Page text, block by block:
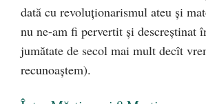
dată cu revoluţionarismul ateu şi
nu ne-am fi pervertit şi descreştinat
jumătate de secol mai mult decît
recunoaştem).